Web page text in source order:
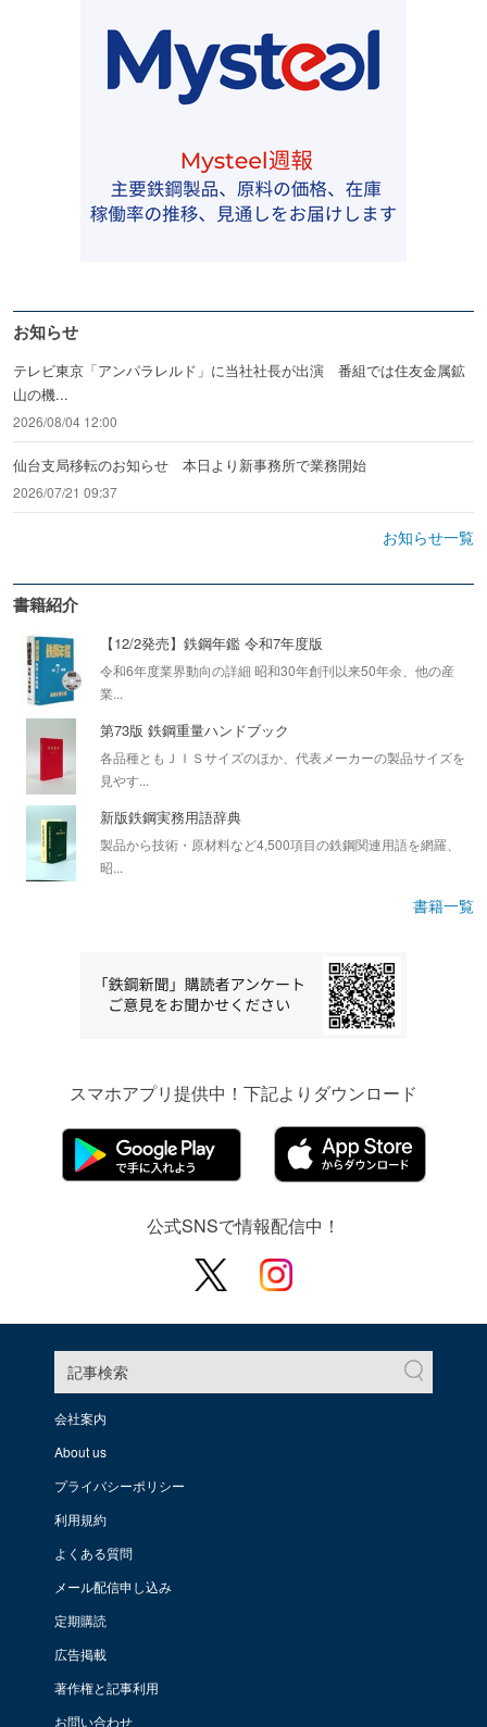
お知らせ
テレビ東京「アンパラレルド」に当社社長が出演 番組では住友金属鉱
山の機...
2026/08/04 12:00
仙台支局移転のお知らせ 本日より新事務所で業務開始
2026/07/21 09:37
お知らせ一覧
書籍紹介
【12/2発売】鉄鋼年鑑 令和7年度版
令和6年度業界動向の詳細 昭和30年創刊以来50年余、他の産
業...
第73版 鉄鋼重量ハンドブック
各品種ともＪＩＳサイズのほか、代表メーカーの製品サイズを
見やす...
新版鉄鋼実務用語辞典
製品から技術・原材料など4,500項目の鉄鋼関連用語を網羅、
昭...
書籍一覧
スマホアプリ提供中！下記よりダウンロード
公式SNSで情報配信中！
記事検索
会社案内
About us
プライバシーポリシー
利用規約
よくある質問
メール配信申し込み
定期購読
広告掲載
著作権と記事利用
お問い合わせ